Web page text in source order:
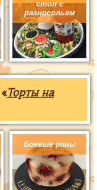
стол с
разносольем
Торты на
Боевые раны